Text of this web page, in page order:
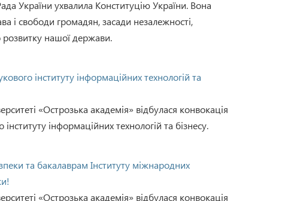
України ухвалила Конституцію України. Вона
і свободи громадян, засади незалежності,
розвитку нашої держави.
інституту інформаційних технологій та
«Острозька академія» відбулася конвокація
інформаційних технологій та бізнесу.
та бакалаврам Інституту міжнародних
«Острозька академія» відбулася конвокація